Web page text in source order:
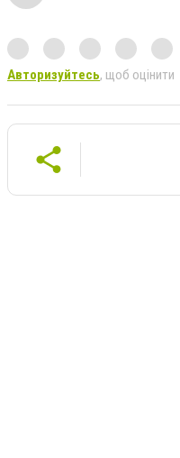
Авторизуйтесь, щоб оцінити